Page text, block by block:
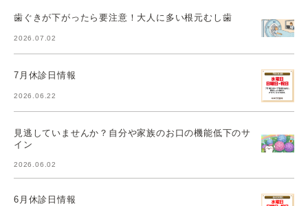
歯ぐきが下がったら要注意！大人に多い根元むし歯
2026.07.02
7月休診日情報
2026.06.22
見逃していませんか？自分や家族のお口の機能低下のサ
イン
2026.06.02
6月休診日情報